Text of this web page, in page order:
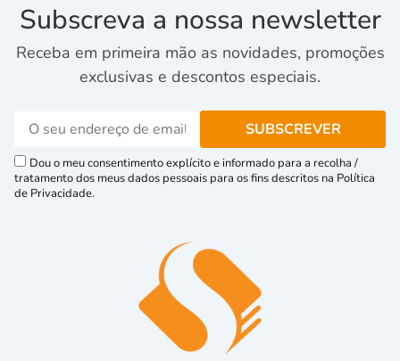
Subscreva a nossa newsletter
Receba em primeira mão as novidades, promoções
exclusivas e descontos especiais.
Dou o meu consentimento explícito e informado para a recolha /
tratamento dos meus dados pessoais para os fins descritos na Política
de Privacidade.